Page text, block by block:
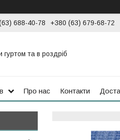
688-40-78 +380 (63) 679-68-72
гуртом та в роздріб
Про нас Контакти